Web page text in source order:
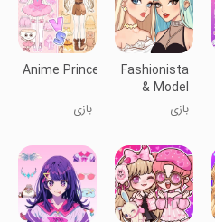
Fashionista
& Model
Dress Up
بازی
پرنسس مد
Anime Princess Dress Up Game
بازی
پرنسس انیمه